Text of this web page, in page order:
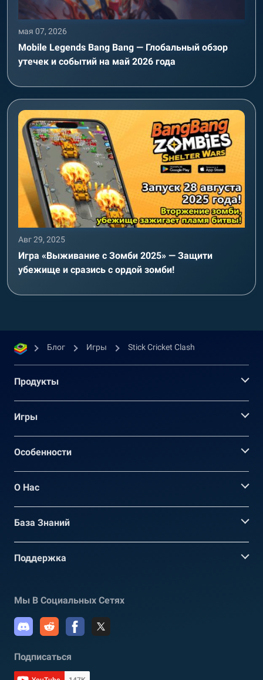
мая 07, 2026
Mobile Legends Bang Bang — Глобальный обзор
утечек и событий на май 2026 года
Авг 29, 2025
Игра «Выживание с Зомби 2025» — Защити
убежище и сразись с ордой зомби!
Блог Игры Stick Cricket Clash
Продукты
Игры
Oсобенности
О Нас
База Знаний
Поддержка
Мы В Социальных Сетях
Подписаться